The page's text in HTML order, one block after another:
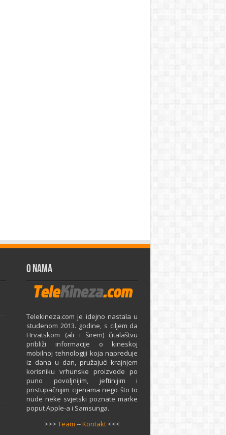
O Nama
Telekineza.com je idejno nastala u
studenom 2013. godine, s ciljem da
Hrvatskom (ali i širem) čitalaštvu
približi informacije o kineskoj
mobilnoj tehnologiji koja napreduje
iz dana u dan, pružajući krajnjem
korisniku vrhunske proizvode po
puno povoljnijim, jeftinijim i
pristupačnijim cijenama nego što to
nude neke svjetski poznate marke
poput Apple-a i Samsunga.
>>>Team --Kontakt <<<